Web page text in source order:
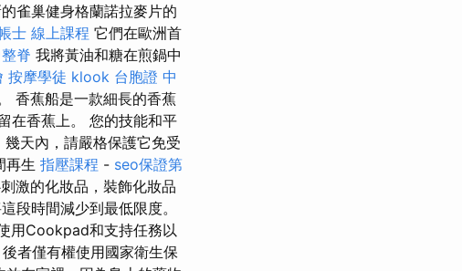
雀巢健身格蘭諾拉麥片的
士 線上課程 它們在歐洲首
脊 我將黃油和糖在煎鍋中
按摩學徒 klook 台胞證 中
香蕉船是一款細長的香蕉
在香蕉上。 您的技能和平
天內，請嚴格保護它免受
再生 指壓課程 - seo保證第
激的化妝品，裝飾化妝品
段時間減少到最低限度。
用Cookpad和支持任務以
者僅有權使用國家衛生保